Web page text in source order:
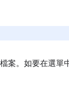
案。如要在選單